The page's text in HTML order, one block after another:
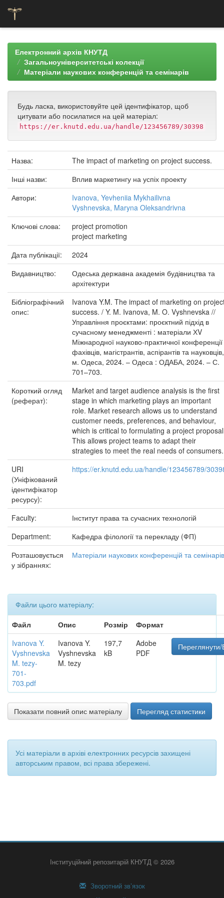
navigationЕлектронний архів КНУТД
Загальноуніверситетські колекції
Матеріали наукових конференцій та семінарів
Будь ласка, використовуйте цей ідентифікатор, щоб
цитувати або посилатися на цей матеріал:
https://er.knutd.edu.ua/handle/123456789/30398
Назва:
The impact of marketing on project success.
Інші назви:
Вплив маркетингу на успіх проекту
Автори:
Ivanova, Yevheniia Mykhailivna
Vyshnevska, Maryna Oleksandrivna
Ключові слова:
project promotion
project marketing
Дата публікації:
2024
Видавництво:
Одеська державна академія будівництва та
архітектури
Бібліографічний
опис:
Ivanova Y.M. The impact of marketing on
success. / Y. M. Ivanova, M. O. Vyshnevska //
Управління проєктами: проєктний підхід в
сучасному менеджменті : матеріали ХV
Міжнародної науково-практичної конференції
фахівців, магістрантів, аспірантів та науковців,
м. Одеса, 2024. – Одеса : ОДАБА, 2024. – С.
701–703.
Короткий огляд
(реферат):
Market and target audience analysis is the first
stage in which marketing plays an important
role. Market research allows us to understand
customer needs, preferences, and behaviour,
which is critical to formulating a project
This allows project teams to adapt their
strategies to meet the real needs of consumers.
URI
(Уніфікований
ідентифікатор
ресурсу):
https://er.knutd.edu.ua/handle/123456789/
Faculty:
Інститут права та сучасних технологій
Department:
Кафедра філології та перекладу (ФП)
Розташовується
у зібраннях:
Матеріали наукових конференцій та семінарів
Файли цього матеріалу:
Файл
Опис Розмір
Формат
Ivanova Y.
Vyshnevska
M. tezy-
701-
703.pdf
Ivanova Y.
Vyshnevska
M. tezy
197,7
kB
Adobe
PDF
Переглянути/
Показати повний опис матеріалу Перегляд статистики
Усі матеріали в архіві електронних ресурсів захищені
авторським правом, всі права збережені.
Інституційний репозитарій КНУТД © 2026
Зворотний зв’язок